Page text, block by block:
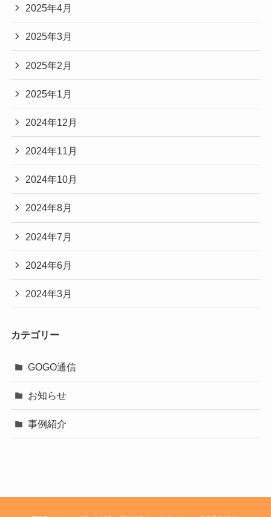
2025年4月
2025年3月
2025年2月
2025年1月
2024年12月
2024年11月
2024年10月
2024年8月
2024年7月
2024年6月
2024年3月
カテゴリー
GOGO通信
お知らせ
事例紹介